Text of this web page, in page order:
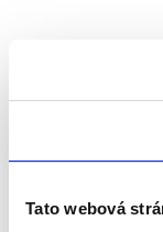
Tato webová